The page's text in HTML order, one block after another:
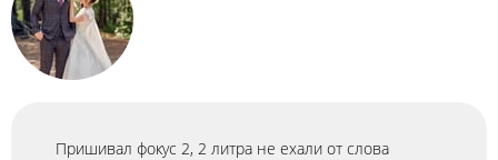
Пришивал фокус 2, 2 литра не ехали от слова